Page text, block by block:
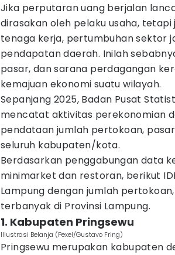
Jika perputaran uang berjalan
dirasakan oleh pelaku usaha,
tenaga kerja, pertumbuhan sektor
pendapatan daerah. Inilah
pasar, dan sarana perdagangan
kemajuan ekonomi suatu wilayah.
Sepanjang 2025, Badan Pusat
mencatat aktivitas perekonomian
pendataan jumlah pertokoan,
seluruh kabupaten/kota.
Berdasarkan penggabungan data
minimarket dan restoran, berikut
Lampung dengan jumlah
terbanyak di Provinsi Lampung.
1. Kabupaten Pringsewu
Illustrasi Belanja (Pexel/Gustavo Fring)
Pringsewu merupakan kabupaten